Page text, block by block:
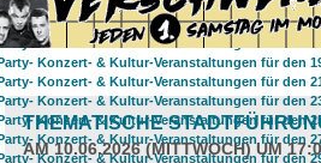
THEMATISCHE
AM 10.06.2026 (MITTWOCH) UM